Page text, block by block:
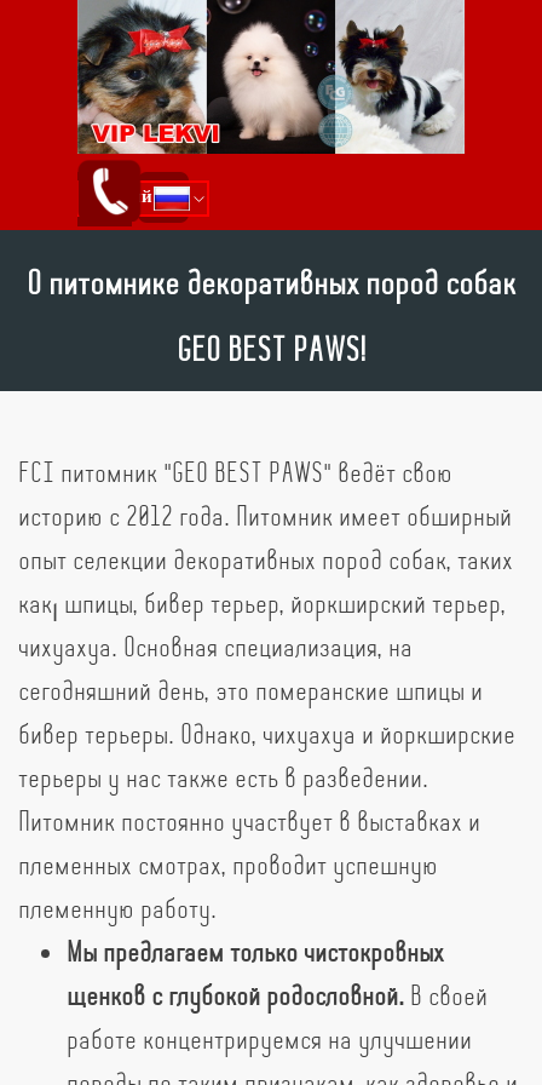
Перейти к контенту
Русский
ქართული
Пропустить меню
О питомнике декоративных пород собак
GEO BEST PAWS!
FCI питомник "GEO BEST PAWS" ведёт свою
историю с 2012 года. Питомник имеет обширный
опыт селекции декоративных пород собак, таких
как: шпицы, бивер терьер, йоркширский терьер,
чихуахуа. Основная специализация, на
сегодняшний день, это померанские шпицы и
бивер терьеры. Однако, чихуахуа и йоркширские
терьеры у нас также есть в разведении.
Питомник постоянно участвует в выставках и
племенных смотрах, проводит успешную
племенную работу.
Мы предлагаем только чистокровных
щенков с глубокой родословной. В своей
работе концентрируемся на улучшении